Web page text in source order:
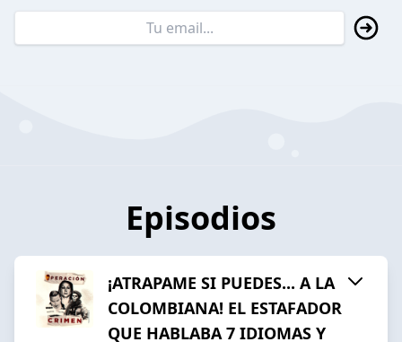
Episodios
¡ATRAPAME SI PUEDES... A LA
COLOMBIANA! EL ESTAFADOR
QUE HABLABA 7 IDIOMAS Y